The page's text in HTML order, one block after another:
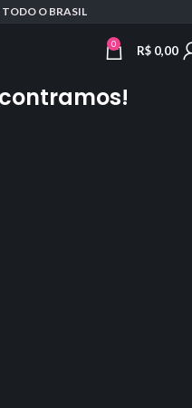
TODO O BRASIL
0 R$0,00